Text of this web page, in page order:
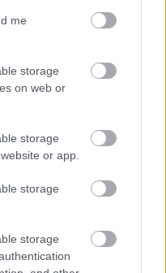
me
storage
on web or
storage
or app.
storage
storage
hogy a magyar
álmodták újra
keretében.
alapanyagokból a
alkottak a
szigorú
fiatal
A zsűriBíró Lajos
ből
házigazdája pedig
négy
meghívott
is